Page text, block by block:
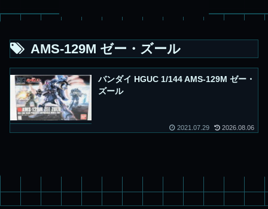
AMS-129M ゼー・ズール
バンダイ HGUC 1/144 AMS-129M ゼー・
ズール
2021.07.29 2026.08.06